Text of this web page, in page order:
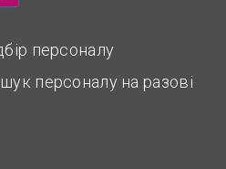
персоналу
персоналу на разові